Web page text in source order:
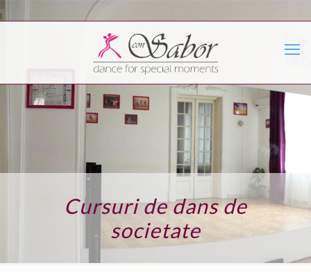
Cursuri de dans de
societate